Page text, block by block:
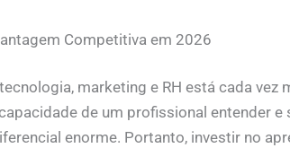
Competitiva em 2026
marketing e RH está cada vez
de um profissional entender e
enorme. Portanto, investir no